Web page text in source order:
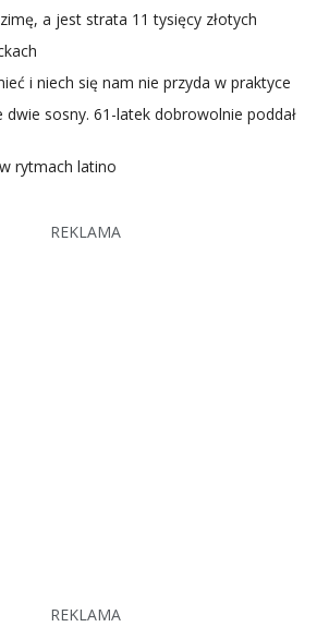
a jest strata 11 tysięcy złotych
i niech się nam nie przyda w praktyce
dwie sosny. 61-latek dobrowolnie poddał
rytmach latino
REKLAMA
REKLAMA